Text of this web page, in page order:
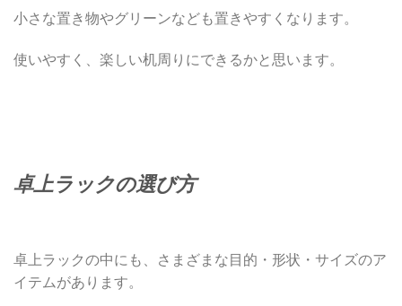
小さな置き物やグリーンなども置きやすくなります。
使いやすく、楽しい机周りにできるかと思います。
卓上ラックの選び方
卓上ラックの中にも、さまざまな目的・形状・サイズのア
イテムがあります。